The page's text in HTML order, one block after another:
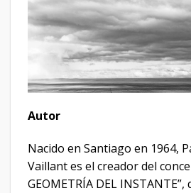
Autor
Nacido en Santiago en 1964,
Vaillant es el creador del
GEOMETRÍA DEL